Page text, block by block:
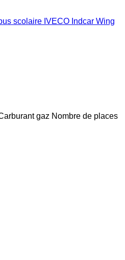
scolaire IVECO Indcar Wing
gaz Nombre de places